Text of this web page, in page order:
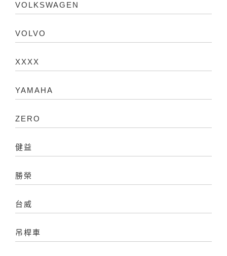
VOLKSWAGEN
VOLVO
XXXX
YAMAHA
ZERO
健益
勝榮
台威
吊桿車